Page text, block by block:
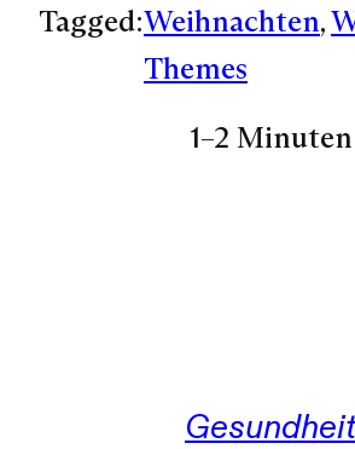
Tagged:Weihnachten,
Themes
1–2 Minuten
Gesundheit